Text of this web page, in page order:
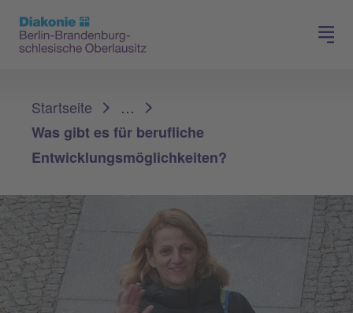
Presse
Startseite
…
Was gibt es für berufliche
Entwicklungsmöglichkeiten?